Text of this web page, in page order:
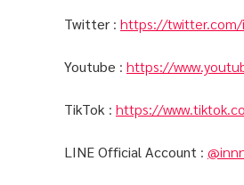
Twitter : https://twitter.com/
Youtube : https://
TikTok : https://
LINE Official Account :